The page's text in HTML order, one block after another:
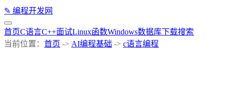
✎ 编程开发网
首页C语言C++面试Linux函数Windows数据库下载搜索
当前位置： 首页 -> AI编程基础 -> c语言编程